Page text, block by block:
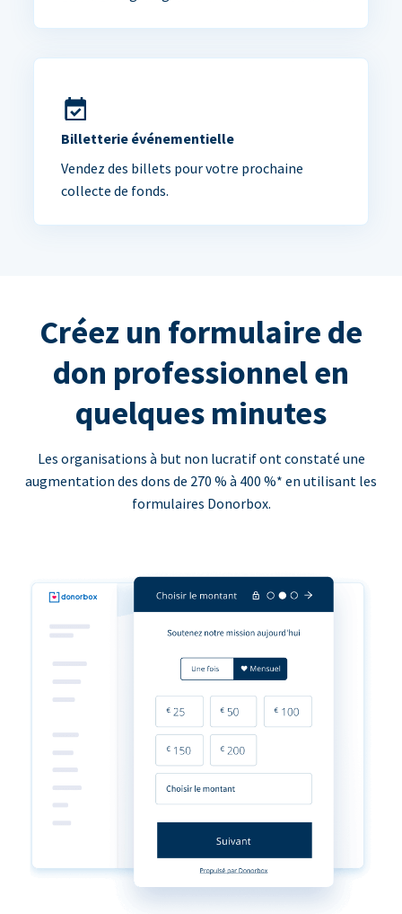
Billetterie événementielle
Vendez des billets pour votre prochaine
collecte de fonds.
Créez un formulaire de
don professionnel en
quelques minutes
Les organisations à but non lucratif ont constaté une
augmentation des dons de 270 % à 400 %* en utilisant les
formulaires Donorbox.